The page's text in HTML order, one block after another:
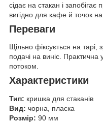
сідає на стакан і
вигідно для кафе й точок на
Переваги
Щільно фіксується на тарі,
подачі на виніс. Практична
потоком.
Характеристики
Тип: кришка для стаканів
Вид: чорна, пласка
Розмір: 90 мм